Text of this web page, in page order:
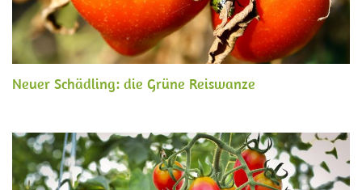
Neuer Schädling: die Grüne Reiswanze